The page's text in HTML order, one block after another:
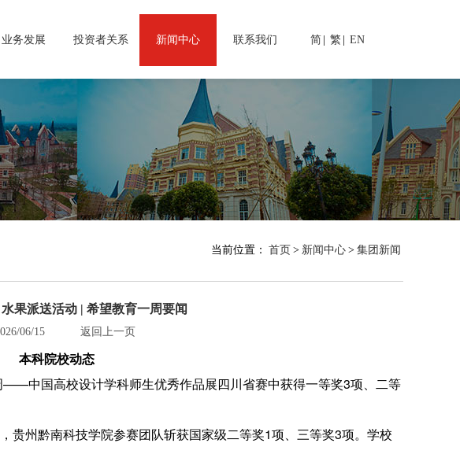
业务发展 投资者关系 新闻中心 联系我们 简 繁 EN
当前位置： 首页 > 新闻中心 > 集团新闻
果派送活动 | 希望教育一周要闻
06/15 返回上一页
本科院校动态
中国高校设计学科师生优秀作品展四川省赛中获得一等奖3项、二等
贵州黔南科技学院参赛团队斩获国家级二等奖1项、三等奖3项。学校